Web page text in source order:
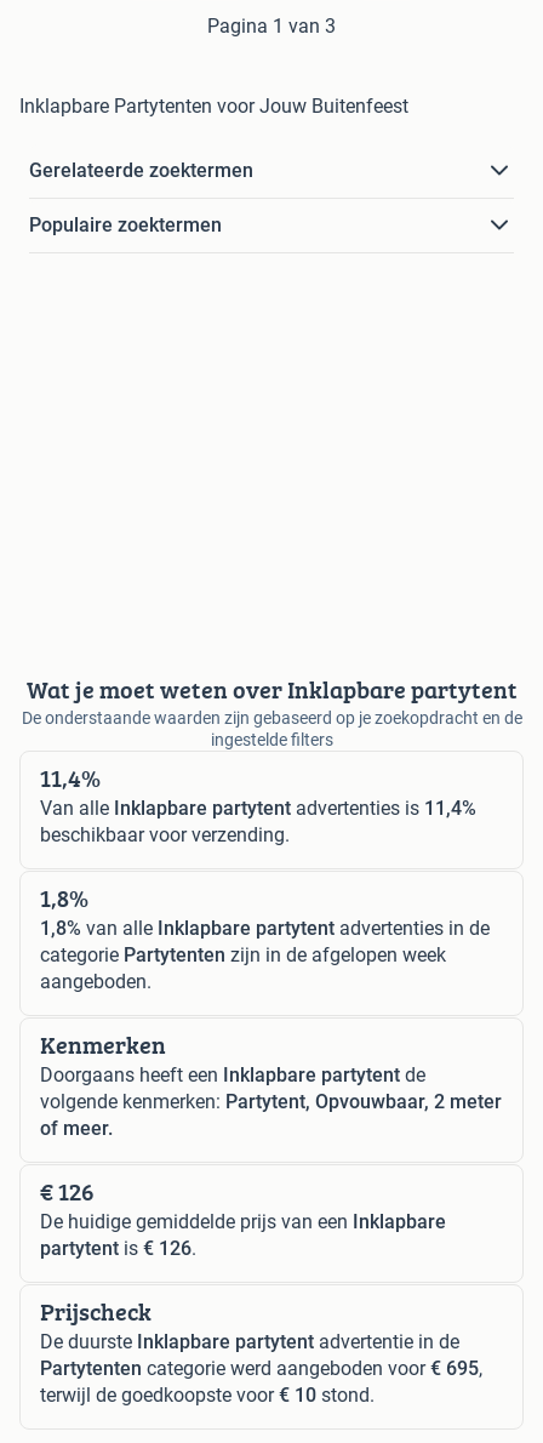
Pagina 1 van 3
Inklapbare Partytenten voor Jouw Buitenfeest
Gerelateerde zoektermen
Populaire zoektermen
Wat je moet weten over Inklapbare partytent
De onderstaande waarden zijn gebaseerd op je zoekopdracht en de
ingestelde filters
11,4%
Van alle Inklapbare partytent advertenties is 11,4%
beschikbaar voor verzending.
1,8%
1,8% van alle Inklapbare partytent advertenties in de
categorie Partytenten zijn in de afgelopen week
aangeboden.
Kenmerken
Doorgaans heeft een Inklapbare partytent de
volgende kenmerken: Partytent, Opvouwbaar, 2 meter
of meer.
€ 126
De huidige gemiddelde prijs van een Inklapbare
partytent is € 126.
Prijscheck
De duurste Inklapbare partytent advertentie in de
Partytenten categorie werd aangeboden voor€ 695,
terwijl de goedkoopste voor€ 10 stond.